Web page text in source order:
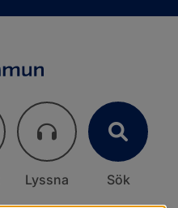
Lyssna Sök